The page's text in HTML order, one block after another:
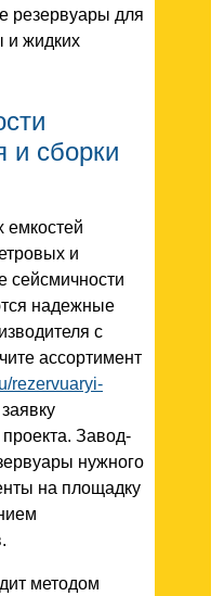
резервуары для
и жидких
и сборки
емкостей
и
сейсмичности
надежные
с
ассортимент
rezervuaryi-
Завод-
нужного
на площадку
методом